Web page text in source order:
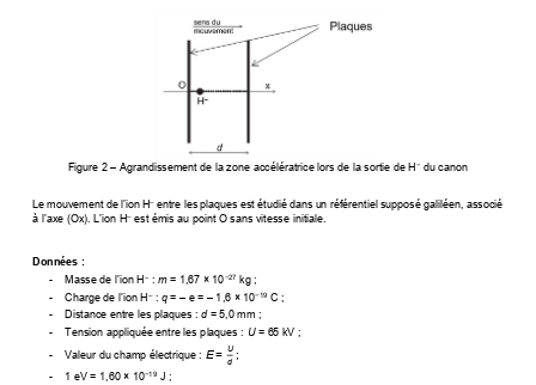
Figure 2 – Agrandissement de la zone accélératrice lors de la sortie de H− du canon
Le mouvement de l’ion H‒ entre les plaques est étudié dans un référentiel supposé galiléen, associé
à l’axe (Ox). L’ion H‒ est émis au point O sans vitesse initiale.
Données :
-
  Masse de l’ion H
: m = 1,67 × 10−27 kg ;
-
  Charge de l’ion H
: q = ‒ e = ‒ 1,6 × 10−19 C ;
-    Distance entre les plaques : d = 5,0 mm ;
-    Tension appliquée entre les plaques : U = 65 kV ;
-    Valeur du champ électrique : E = U
d
;
-    1 eV = 1,60 × 10−19
J ;